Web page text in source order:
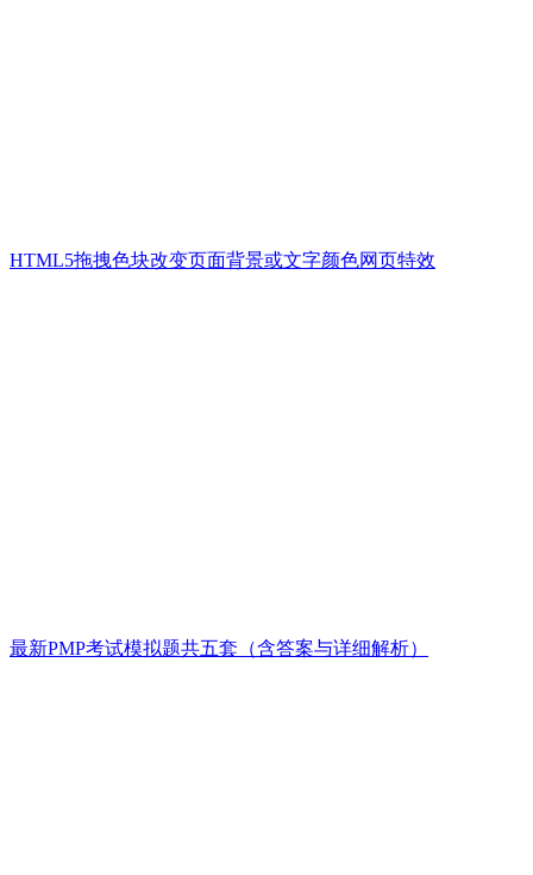
HTML5拖拽色块改变页面背景或文字颜色网页特效
最新PMP考试模拟题共五套（含答案与详细解析）